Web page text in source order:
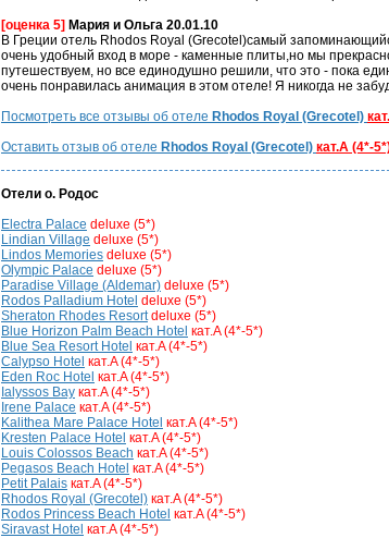
[оценка 5] Мария и Ольга 20.01.10
В Греции отель Rhodos Royal (Grecotel)самый
очень удобный вход в море - каменные плиты,но мы
путешествуем, но все единодушно решили, что это - пока
очень понравилась анимация в этом отеле! Я никогда не
Посмотреть все отзывы об отеле Rhodos Royal (Grecotel)
Оставить отзыв об отеле Rhodos Royal (Grecotel) кат.A (4*-
Отели о. Родос
Electra Palace deluxe (5*)
Lindian Village deluxe (5*)
Lindos Memories deluxe (5*)
Olympic Palace deluxe (5*)
Paradise Village (Aldemar) deluxe (5*)
Rodos Palladium Hotel deluxe (5*)
Sheraton Rhodes Resort deluxe (5*)
Blue Horizon Palm Beach Hotel кат.A (4*-5*)
Blue Sea Resort Hotel кат.A (4*-5*)
Calypso Hotel кат.A (4*-5*)
Eden Roc Hotel кат.A (4*-5*)
Ialyssos Bay кат.A (4*-5*)
Irene Palace кат.A (4*-5*)
Kalithea Mare Palace Hotel кат.A (4*-5*)
Kresten Palace Hotel кат.A (4*-5*)
Louis Colossos Beach кат.A (4*-5*)
Pegasos Beach Hotel кат.A (4*-5*)
Petit Palais кат.A (4*-5*)
Rhodos Royal (Grecotel) кат.A (4*-5*)
Rodos Princess Beach Hotel кат.A (4*-5*)
Siravast Hotel кат.A (4*-5*)